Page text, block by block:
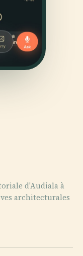
d'Audiala à
architecturales